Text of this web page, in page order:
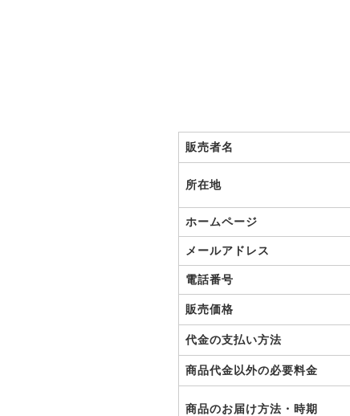
販売者名
所在地
ホームページ
メールアドレス
電話番号
販売価格
代金の支払い方法
商品代金以外の必要料金
商品のお届け方法・時期